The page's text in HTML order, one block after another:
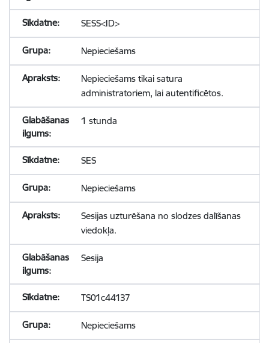
SESS<ID>
Nepieciešams
Nepieciešams tikai satura
administratoriem, lai autentificētos.
1 stunda
SES
Nepieciešams
Sesijas uzturēšana no slodzes dalīšanas
viedokļa.
Sesija
TS01c44137
Nepieciešams